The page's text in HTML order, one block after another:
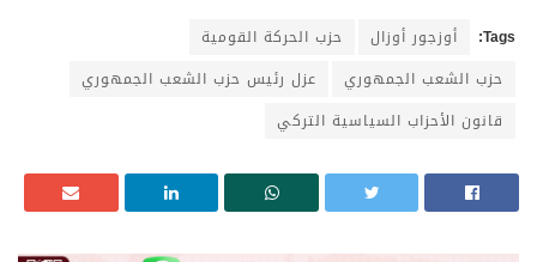
Tags: أوزجور أوزال
حزب الحركة القومية
حزب الشعب الجمهوري
عزل رئيس حزب الشعب الجمهوري
قانون الأحزاب السياسية التركي